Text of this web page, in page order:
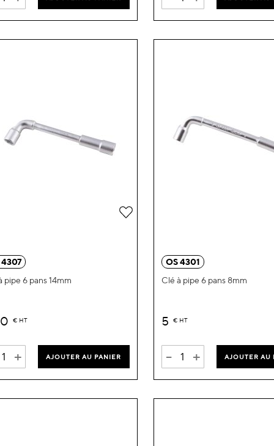
4307
pipe 6 pans 14mm
€ HT
+ AJOUTER AU PANIER
Ajouter
OS 4301
Clé à pipe 6 pans 8mm
5 € HT
- + AJOUTER AU